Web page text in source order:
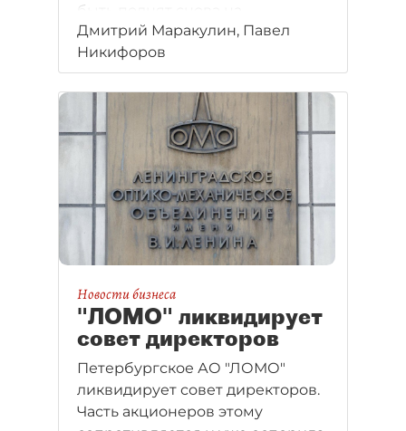
быть поднят снова на
предстоящем собрании
акционеров.
Дмитрий Маракулин, Павел
Никифоров
Новости бизнеса
"ЛОМО" ликвидирует
совет директоров
Петербургское АО "ЛОМО"
ликвидирует совет директоров.
Часть акционеров этому